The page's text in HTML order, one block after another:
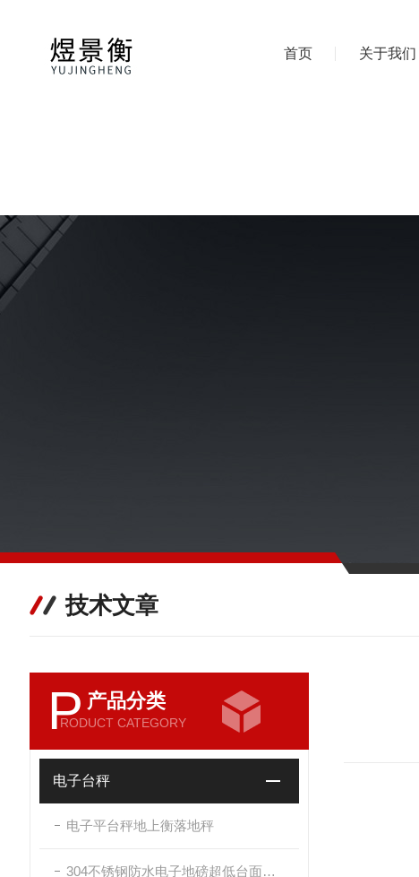
首页 关于我们
技术文章
P 产品分类
RODUCT CATEGORY
电子台秤
电子平台秤地上衡落地秤
304不锈钢防水电子地磅超低台面带斜坡